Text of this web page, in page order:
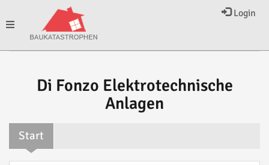
Login
Toggle
Di Fonzo Elektrotechnische
Anlagen
Start